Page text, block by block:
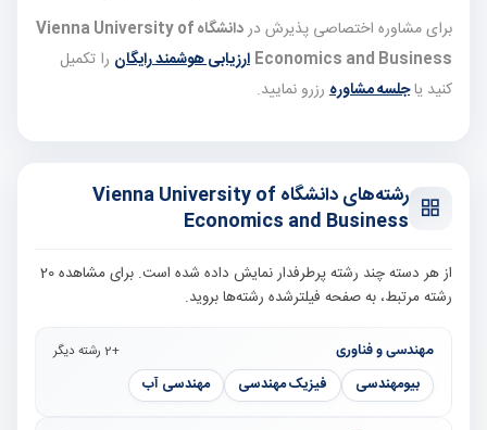
برای مشاوره اختصاصی پذیرش در
دانشگاه Vienna University of
Economics and Business ارزیابی هوشمند رایگان را تکمیل
کنید یاجلسه مشاوره رزرو نمایید.
رشته‌های دانشگاه Vienna University of
Economics and Business
از هر دسته چند رشته پرطرفدار نمایش داده شده است. برای مشاهده 20
رشته مرتبط، به صفحه فیلترشده رشته‌ها بروید.
مهندسی و فناوری +2 رشته دیگر
بیومهندسی فیزیک مهندسی مهندسی آب